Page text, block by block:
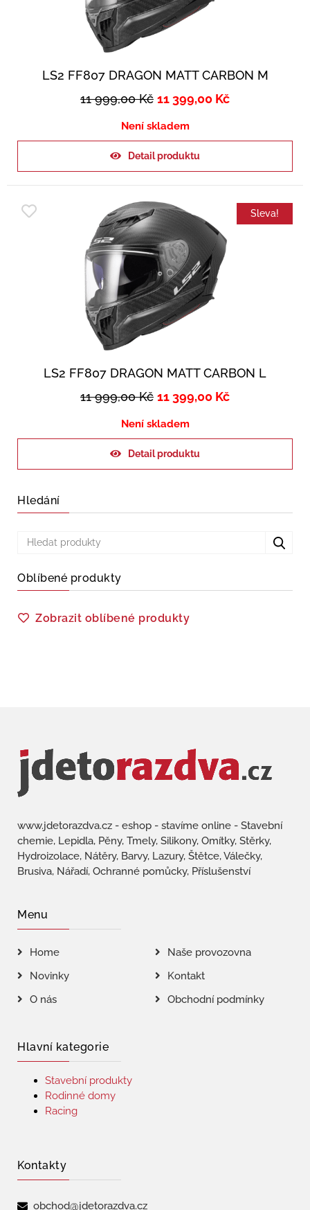
LS2 FF807 DRAGON MATT CARBON M
11 999,00Kč 11 399,00 Kč
Není skladem
Detail produktu
Sleva!
LS2 FF807 DRAGON MATT CARBON L
11 999,00Kč 11 399,00 Kč
Není skladem
Detail produktu
Hledání
Oblíbené produkty
Zobrazit oblíbené produkty
www.jdetorazdva.cz - eshop - stavíme online - Stavební
chemie, Lepidla, Pěny, Tmely, Silikony, Omítky, Stěrky,
Hydroizolace, Nátěry, Barvy, Lazury, Štětce, Válečky,
Brusiva, Nářadí, Ochranné pomůcky, Příslušenství
Menu
Home
Naše provozovna
Novinky
Kontakt
O nás
Obchodní podmínky
Hlavní kategorie
Stavební produkty
Rodinné domy
Racing
Kontakty
obchod@jdetorazdva.cz